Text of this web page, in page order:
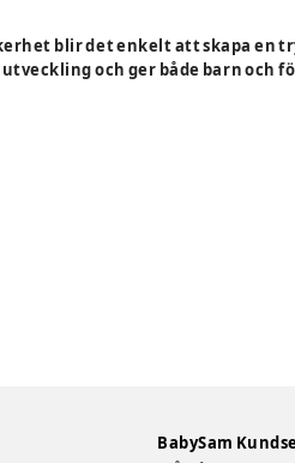
blir det enkelt att skapa en
och ger både barn och
BabySam